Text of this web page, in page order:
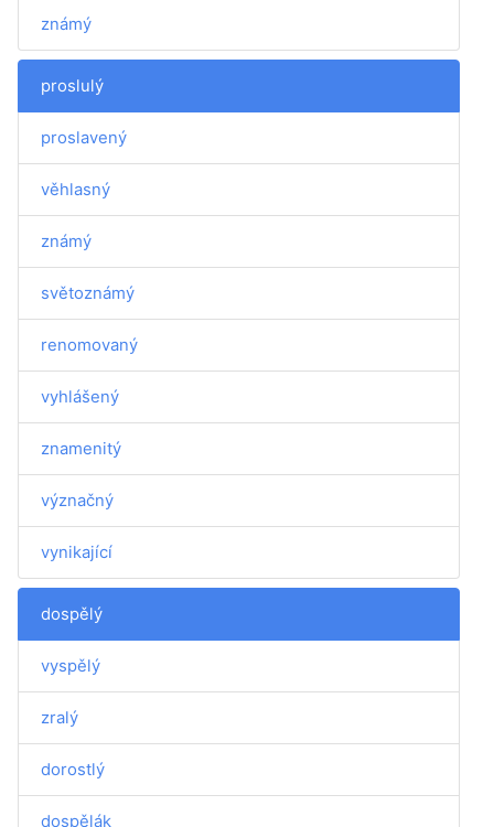
známý
proslulý
proslavený
věhlasný
známý
světoznámý
renomovaný
vyhlášený
znamenitý
význačný
vynikající
dospělý
vyspělý
zralý
dorostlý
dospělák